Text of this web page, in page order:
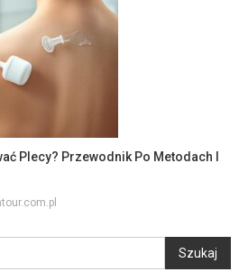
Plecy? Przewodnik Po Metodach I
Szukaj